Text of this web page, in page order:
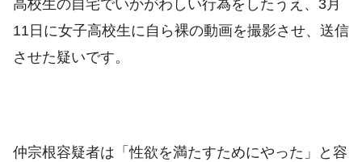
高校生の自宅でいかがわしい行為をしたうえ、3月
11日に女子高校生に自ら裸の動画を撮影させ、送信
させた疑いです。
仲宗根容疑者は「性欲を満たすためにやった」と容